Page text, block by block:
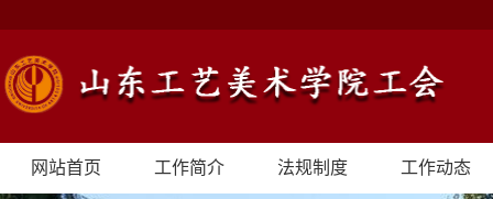
网站首页 工作简介 法规制度 工作动态